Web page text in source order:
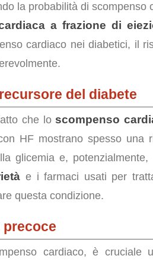
la probabilità di scompenso
a frazione di
cardiaco nei diabetici, il
del diabete
che lo scompenso
HF mostrano spesso una
glicemia e, potenzialmente,
e i farmaci usati per
questa condizione.
cardiaco, è cruciale